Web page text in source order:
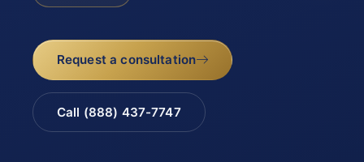
Request a consultation
Call (888) 437-7747